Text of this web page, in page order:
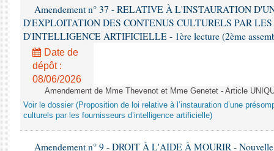
Amendement n° 37 - RELATIVE À L'INSTAURATION
D'EXPLOITATION DES CONTENUS CULTURELS PAR LES
D'INTELLIGENCE ARTIFICIELLE - 1ère lecture (2ème
Date de
dépôt :
08/06/2026
Amendement de Mme Thevenot et Mme Genetet - Article
Voir le dossier (Proposition de loi relative à l’instauration d’une
culturels par les fournisseurs d’intelligence artificielle)
Amendement n° 9 - DROIT À L'AIDE À MOURIR -